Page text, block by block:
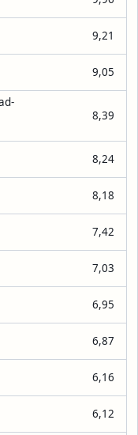
9,21
9,05
8,39
8,24
8,18
7,42
7,03
6,95
6,87
6,16
6,12